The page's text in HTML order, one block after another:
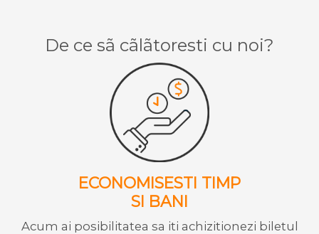
De ce sã cãlãtoresti cu noi?
ECONOMISESTI TIMP
SI BANI
Acum ai posibilitatea sa iti achizitionezi biletul